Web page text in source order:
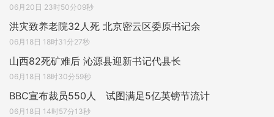
06月20日 23时50分09秒
洪灾致养老院32人死 北京密云区委原书记余
06月18日 18时31分27秒
山西82死矿难后 沁源县迎新书记代县长
06月18日 18时30分59秒
BBC宣布裁员550人 试图满足5亿英镑节流计
06月18日 14时57分13秒